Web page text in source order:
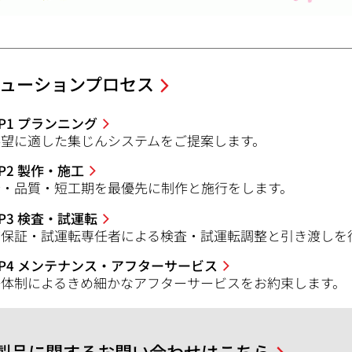
ーションプロセス
プランニング
に適した集じんシステムをご提案します。
製作・施工
品質・短工期を最優先に制作と施行をします。
検査・試運転
証・試運転専任者による検査・試運転調整と引き渡しを
メンテナンス・アフターサービス
制によるきめ細かなアフターサービスをお約束します。